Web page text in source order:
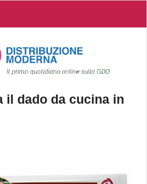
il dado da cucina in